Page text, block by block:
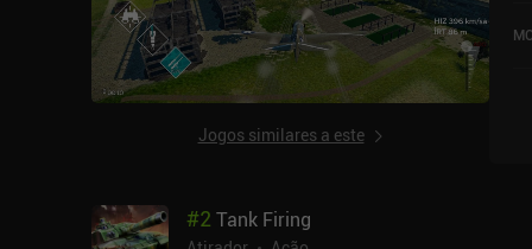
Jogos similares a este
#2 Tank Firing